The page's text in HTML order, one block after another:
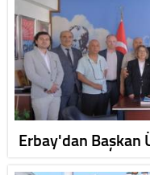
Erbay'dan Başkan